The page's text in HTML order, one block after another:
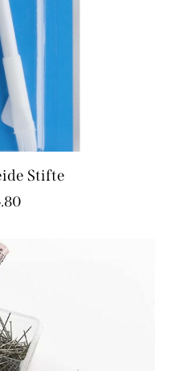
Stifte